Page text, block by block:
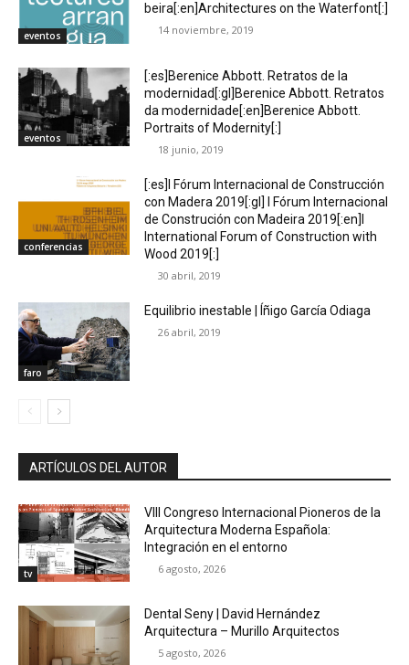
eventos
beira[:en]Architectures on the Waterfont[:]
14 noviembre, 2019
eventos
[:es]Berenice Abbott. Retratos de la
modernidad[:gl]Berenice Abbott. Retratos
da modernidade[:en]Berenice Abbott.
Portraits of Modernity[:]
18 junio, 2019
conferencias
[:es]I Fórum Internacional de Construcción
con Madera 2019[:gl] I Fórum Internacional
de Construción con Madeira 2019[:en]I
International Forum of Construction with
Wood 2019[:]
30 abril, 2019
faro
Equilibrio inestable | Íñigo García Odiaga
26 abril, 2019
ARTÍCULOS DEL AUTOR
tv
VIII Congreso Internacional Pioneros de la
Arquitectura Moderna Española:
Integración en el entorno
6 agosto, 2026
Dental Seny | David Hernández
Arquitectura – Murillo Arquitectos
5 agosto, 2026